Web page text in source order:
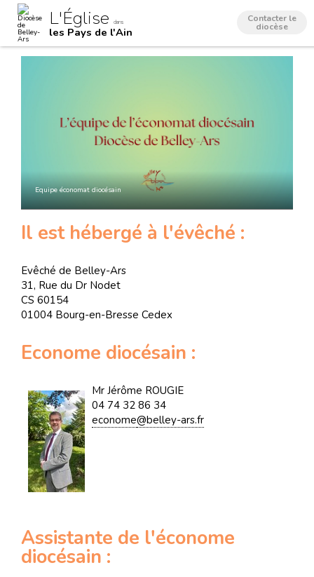
contenu.
Outils
personnels
L'Église dans
les Pays de l'Ain
Contacter le
diocèse
Equipe économat diocésain
Il est hébergé à l'évêché :
Evêché de Belley-Ars
31, Rue du Dr Nodet
CS 60154
01004 Bourg-en-Bresse Cedex
Econome diocésain :
Mr Jérôme ROUGIE
04 74 32 86 34
econome@belley-ars.fr
Assistante de l'économe
diocésain :